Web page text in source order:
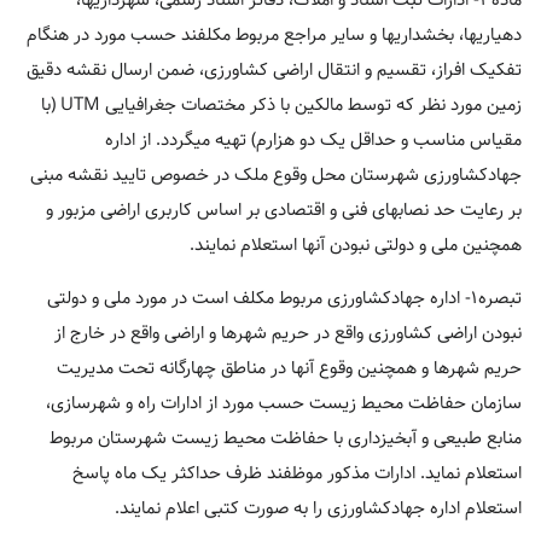
دهیاریها، بخشداریها و سایر مراجع مربوط مکلفند حسب مورد در هنگام
تفکیک افراز، تقسیم و انتقال اراضی کشاورزی، ضمن ارسال نقشه دقیق
زمین مورد نظر که توسط مالکین با ذکر مختصات جغرافیایی UTM (با
مقیاس مناسب و حداقل یک دو هزارم) تهیه میگردد. از اداره
جهادکشاورزی شهرستان محل وقوع ملک در خصوص تایید نقشه مبنی
بر رعایت حد نصابهای فنی و اقتصادی بر اساس کاربری اراضی مزبور و
همچنین ملی و دولتی نبودن آنها استعلام نمایند.
تبصره۱- اداره جهادکشاورزی مربوط مکلف است در مورد ملی و دولتی
نبودن اراضی کشاورزی واقع در حریم شهرها و اراضی واقع در خارج از
حریم شهرها و همچنین وقوع آنها در مناطق چهارگانه تحت مدیریت
سازمان حفاظت محیط زیست حسب مورد از ادارات راه و شهرسازی،
منابع طبیعی و آبخیزداری با حفاظت محیط زیست شهرستان مربوط
استعلام نماید. ادارات مذکور موظفند ظرف حداکثر یک ماه پاسخ
استعلام اداره جهادکشاورزی را به صورت کتبی اعلام نمایند.